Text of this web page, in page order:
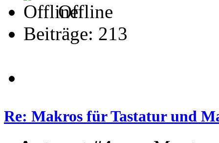
Offline
Beiträge: 213
Re: Makros für Tastatur und